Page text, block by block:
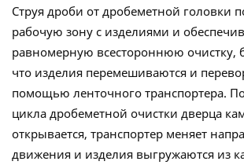
Струя дроби от дробеметной головки
рабочую зону с изделиями и
равномерную всестороннюю очистку,
что изделия перемешиваются и
помощью ленточного транспортера.
цикла дробеметной очистки дверца
открывается, транспортер меняет
движения и изделия выгружаются из